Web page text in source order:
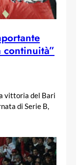
continuità”
vittoria del Bari
di Serie B,